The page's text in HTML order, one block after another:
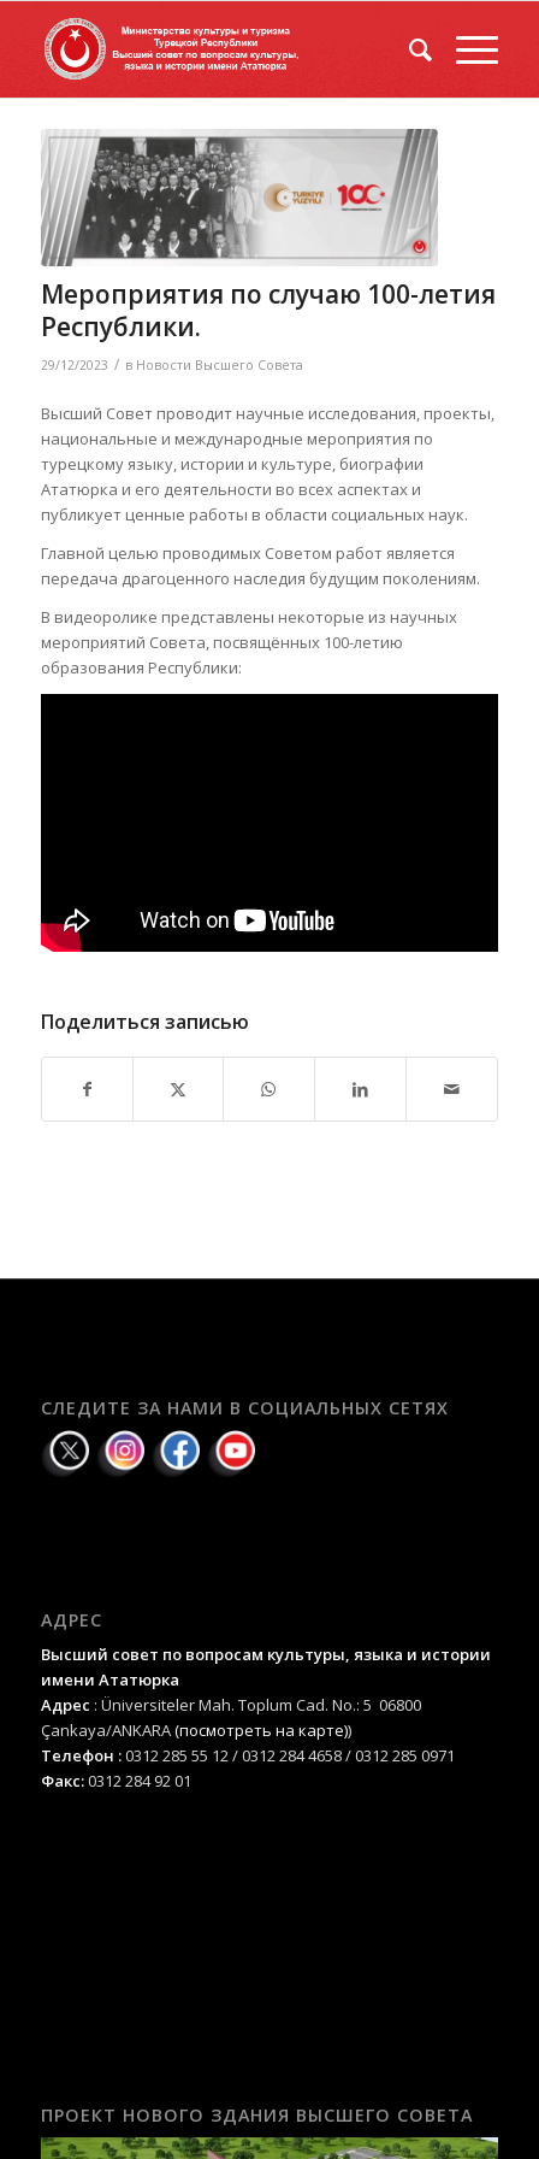
Мероприятия по случаю 100-летия
Республики.
29/12/2023 / в Новости Высшего Совета
Высший Совет проводит научные исследования, проекты,
национальные и международные мероприятия по
турецкому языку, истории и культуре, биографии
Ататюрка и его деятельности во всех аспектах и
публикует ценные работы в области социальных наук.
Главной целью проводимых Советом работ является
передача драгоценного наследия будущим поколениям.
В видеоролике представлены некоторые из научных
мероприятий Совета, посвящённых 100-летию
образования Республики:
Поделиться записью
СЛЕДИТЕ ЗА НАМИ В СОЦИАЛЬНЫХ СЕТЯХ
АДРЕС
Высший совет по вопросам культуры, языка и истории
имени Ататюрка
Адрес : Üniversiteler Mah. Toplum Cad. No.: 5 06800
Çankaya/ANKARA(посмотреть на карте))
Телефон :0312 285 55 12 / 0312 284 4658 / 0312 285 0971
Факс:0312 284 92 01
ПРОЕКТ НОВОГО ЗДАНИЯ ВЫСШЕГО СОВЕТА